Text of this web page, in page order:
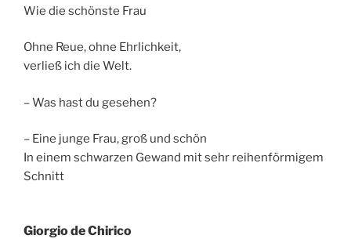
Wie die schönste Frau
Ohne Reue, ohne Ehrlichkeit,
verließ ich die Welt.
– Was hast du gesehen?
– Eine junge Frau, groß und schön
In einem schwarzen Gewand mit sehr reihenförmigem
Schnitt
Giorgio de Chirico